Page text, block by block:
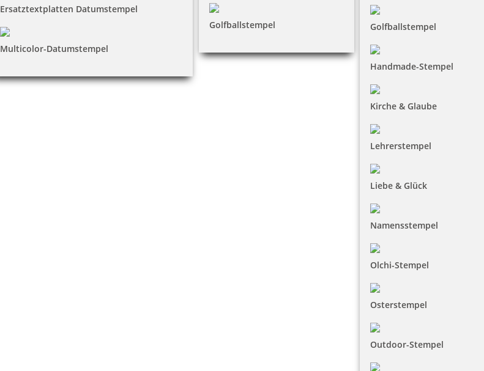
Ersatztextplatten Datumstempel
Multicolor-Datumstempel
Golfballstempel Golfballstempel
Handmade-Stempel
Kirche & Glaube
Lehrerstempel
Liebe & Glück
Namensstempel
Olchi-Stempel
Osterstempel
Outdoor-Stempel